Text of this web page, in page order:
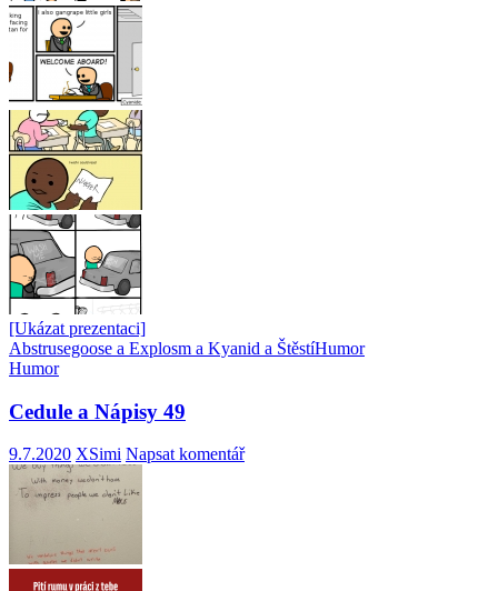
[Ukázat prezentaci]
Abstrusegoose a Explosm a Kyanid a ŠtěstíHumor
Humor
Cedule a Nápisy 49
9.7.2020 XSimi Napsat komentář